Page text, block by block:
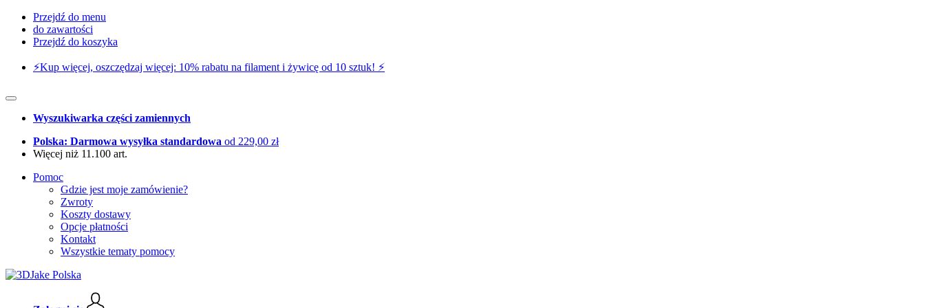
Przejdź do menu
do zawartości
Przejdź do koszyka
⚡️Kup więcej, oszczędzaj więcej: 10% rabatu na filament i żywicę od 10 sztuk! ⚡️
Wyszukiwarka części zamiennych
Polska: Darmowa wysyłka standardowa od 229,00 zł
Więcej niż 11.100 art.
Pomoc
Gdzie jest moje zamówienie?
Zwroty
Koszty dostawy
Opcje płatności
Kontakt
Wszystkie tematy pomocy